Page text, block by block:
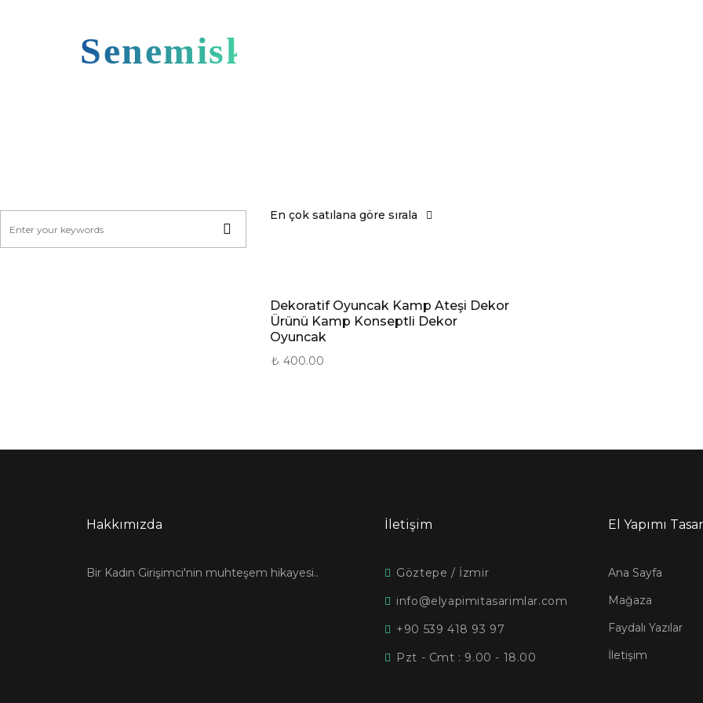
Senemiskoo
En çok satılana göre sırala
Dekoratif Oyuncak Kamp Ateşi Dekor
Ürünü Kamp Konseptli Dekor
Oyuncak
₺ 400.00
Hakkımızda
Bir Kadın Girişimci'nin muhteşem hikayesi..
İletişim
Göztepe / İzmir
info@elyapimitasarimlar.com
+90 539 418 93 97
Pzt - Cmt : 9.00 - 18.00
El Yapımı
Ana Sayfa
Mağaza
Faydalı Yazılar
İletişim